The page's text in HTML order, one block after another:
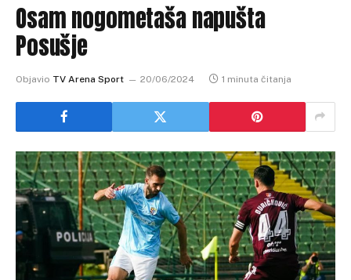
Osam nogometaša napušta
Posušje
Objavio TV Arena Sport 20/06/2024 1 minuta čitanja